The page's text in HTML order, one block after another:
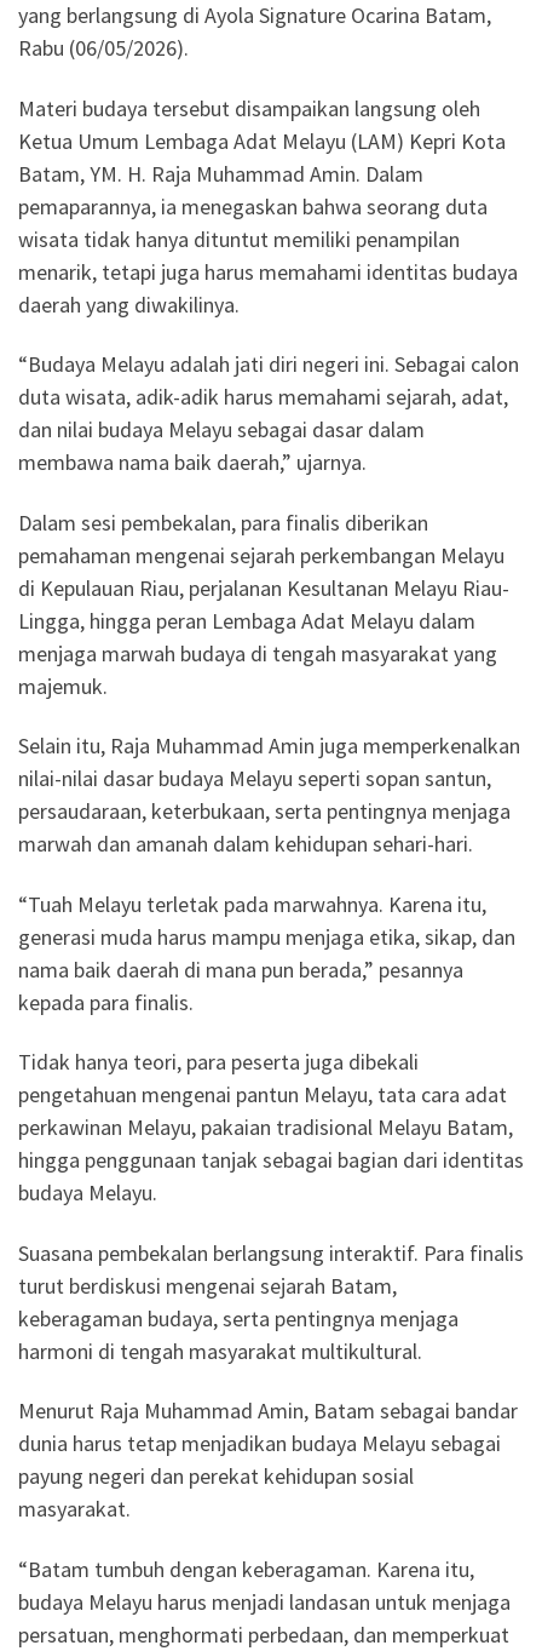
yang berlangsung di Ayola Signature Ocarina Batam,
Rabu (06/05/2026).
Materi budaya tersebut disampaikan langsung oleh
Ketua Umum Lembaga Adat Melayu (LAM) Kepri Kota
Batam, YM. H. Raja Muhammad Amin. Dalam
pemaparannya, ia menegaskan bahwa seorang duta
wisata tidak hanya dituntut memiliki penampilan
menarik, tetapi juga harus memahami identitas budaya
daerah yang diwakilinya.
“Budaya Melayu adalah jati diri negeri ini. Sebagai calon
duta wisata, adik-adik harus memahami sejarah, adat,
dan nilai budaya Melayu sebagai dasar dalam
membawa nama baik daerah,” ujarnya.
Dalam sesi pembekalan, para finalis diberikan
pemahaman mengenai sejarah perkembangan Melayu
di Kepulauan Riau, perjalanan Kesultanan Melayu Riau-
Lingga, hingga peran Lembaga Adat Melayu dalam
menjaga marwah budaya di tengah masyarakat yang
majemuk.
Selain itu, Raja Muhammad Amin juga memperkenalkan
nilai-nilai dasar budaya Melayu seperti sopan santun,
persaudaraan, keterbukaan, serta pentingnya menjaga
marwah dan amanah dalam kehidupan sehari-hari.
“Tuah Melayu terletak pada marwahnya. Karena itu,
generasi muda harus mampu menjaga etika, sikap, dan
nama baik daerah di mana pun berada,” pesannya
kepada para finalis.
Tidak hanya teori, para peserta juga dibekali
pengetahuan mengenai pantun Melayu, tata cara adat
perkawinan Melayu, pakaian tradisional Melayu Batam,
hingga penggunaan tanjak sebagai bagian dari identitas
budaya Melayu.
Suasana pembekalan berlangsung interaktif. Para finalis
turut berdiskusi mengenai sejarah Batam,
keberagaman budaya, serta pentingnya menjaga
harmoni di tengah masyarakat multikultural.
Menurut Raja Muhammad Amin, Batam sebagai bandar
dunia harus tetap menjadikan budaya Melayu sebagai
payung negeri dan perekat kehidupan sosial
masyarakat.
“Batam tumbuh dengan keberagaman. Karena itu,
budaya Melayu harus menjadi landasan untuk menjaga
persatuan, menghormati perbedaan, dan memperkuat